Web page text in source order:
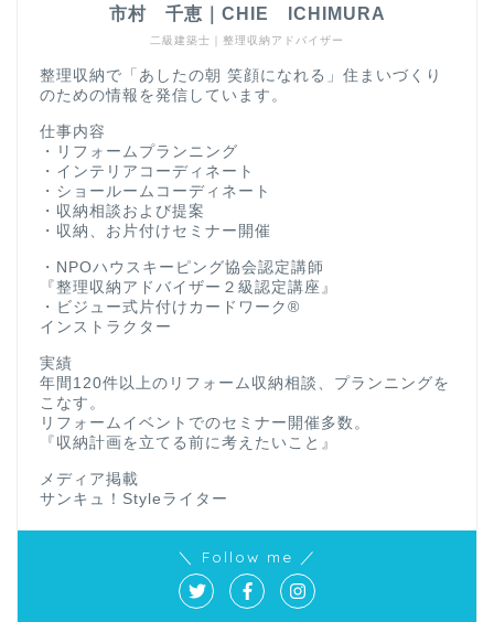
二級建築士｜整理収納アドバイザー
市村 千恵｜CHIE ICHIMURA
整理収納で「あしたの朝 笑顔になれる」住まいづくり
のための情報を発信しています。
仕事内容
・リフォームプランニング
・インテリアコーディネート
・ショールームコーディネート
・収納相談および提案
・収納、お片付けセミナー開催
・NPOハウスキーピング協会認定講師
『整理収納アドバイザー２級認定講座』
・ビジュー式片付けカードワーク®
インストラクター
実績
年間120件以上のリフォーム収納相談、プランニングを
こなす。
リフォームイベントでのセミナー開催多数。
『収納計画を立てる前に考えたいこと』
メディア掲載
サンキュ！Styleライター
＼ Follow me ／